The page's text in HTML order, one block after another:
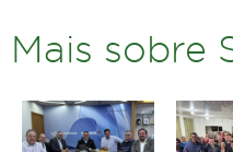
Mais sobre